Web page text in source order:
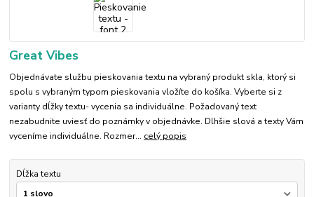
Great Vibes
Objednávate službu pieskovania textu na vybraný produkt skla, ktorý si
spolu s vybraným typom pieskovania vložíte do košíka. Vyberte si z
varianty dĺžky textu- vycenia sa individuálne. Požadovaný text
nezabudnite uviesť do poznámky v objednávke. Dlhšie slová a texty Vám
vyceníme individuálne. Rozmer... celý popis
Dĺžka textu